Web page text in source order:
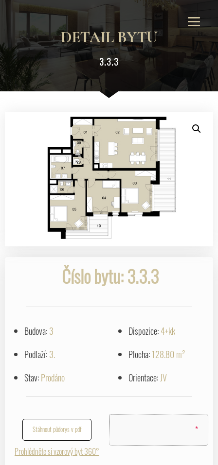
DETAIL BYTU
3.3.3
Číslo bytu: 3.3.3
Budova:3 Dispozice:4+kk
Podlaží:3.
Stav:Prodáno
Plocha:128.80 m²
Orientace:JV
Stáhnout půdorys v pdf
Prohlédněte si vzorový byt 360°
*